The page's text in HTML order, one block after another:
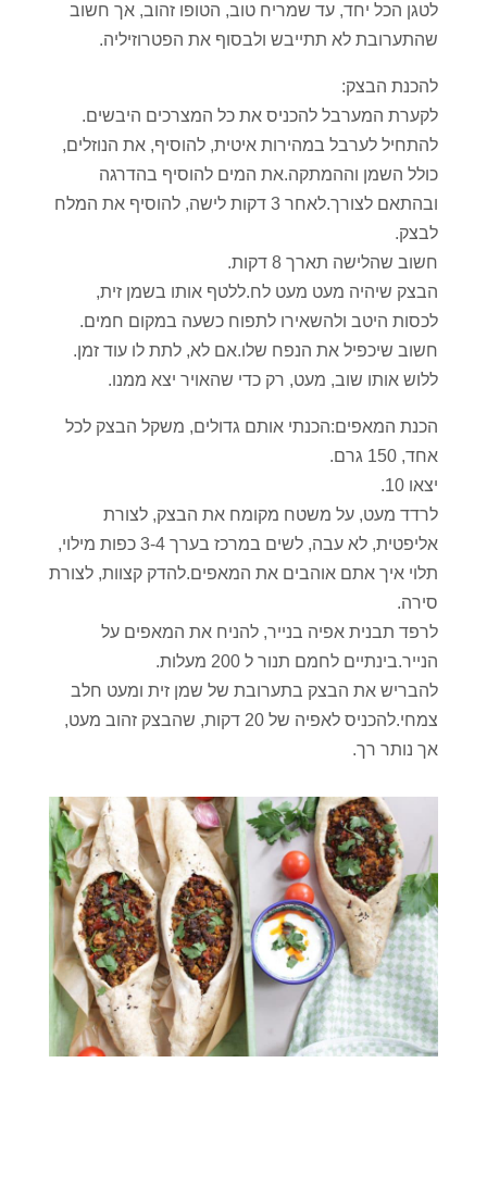
לטגן הכל יחד, עד שמריח טוב, הטופו זהוב, אך חשוב
שהתערובת לא תתייבש ולבסוף את הפטרוזיליה.
להכנת הבצק:
לקערת המערבל להכניס את כל המצרכים היבשים.
להתחיל לערבל במהירות איטית, להוסיף, את הנוזלים,
כולל השמן וההמתקה.את המים להוסיף בהדרגה
ובהתאם לצורך.לאחר 3 דקות לישה, להוסיף את המלח
לבצק.
חשוב שהלישה תארך 8 דקות.
הבצק שיהיה מעט מעט לח.ללטף אותו בשמן זית,
לכסות היטב ולהשאירו לתפוח כשעה במקום חמים.
חשוב שיכפיל את הנפח שלו.אם לא, לתת לו עוד זמן.
ללוש אותו שוב, מעט, רק כדי שהאויר יצא ממנו.
הכנת המאפים:הכנתי אותם גדולים, משקל הבצק לכל
אחד, 150 גרם.
יצאו 10.
לרדד מעט, על משטח מקומח את הבצק, לצורת
אליפטית, לא עבה, לשים במרכז בערך 3-4 כפות מילוי,
תלוי איך אתם אוהבים את המאפים.להדק קצוות, לצורת
סירה.
לרפד תבנית אפיה בנייר, להניח את המאפים על
הנייר.בינתיים לחמם תנור ל 200 מעלות.
להבריש את הבצק בתערובת של שמן זית ומעט חלב
צמחי.להכניס לאפיה של 20 דקות, שהבצק זהוב מעט,
אך נותר רך.